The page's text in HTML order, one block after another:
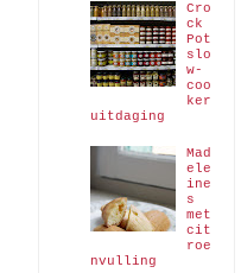
Cro
ck
Pot
slo
w-
coo
ker
uitdaging
Mad
ele
ine
s
met
cit
roe
nvulling